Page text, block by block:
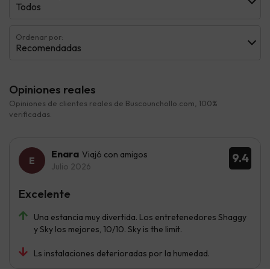
Todos
Ordenar por:
Recomendadas
Opiniones reales
Opiniones de clientes reales de Buscounchollo.com, 100%
verificadas.
9.4
Enara Viajó con amigos
Julio 2026
Una estancia muy divertida. Los entretenedores Shaggy
y Sky los mejores, 10/10. Sky is the limit.
Ls instalaciones deterioradas por la humedad.
Excelente